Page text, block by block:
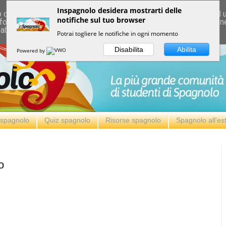
Quiz spagnolo Risorse spagnolo Spagnolo
its services and to analyze traffic. Your IP address and
and security metrics to ensure quality of service,
Inspagnolo desidera mostrarti delle
notifiche sul tuo browser
Potrai togliere le notifiche in ogni momento
Powered by Disabilita Abilita